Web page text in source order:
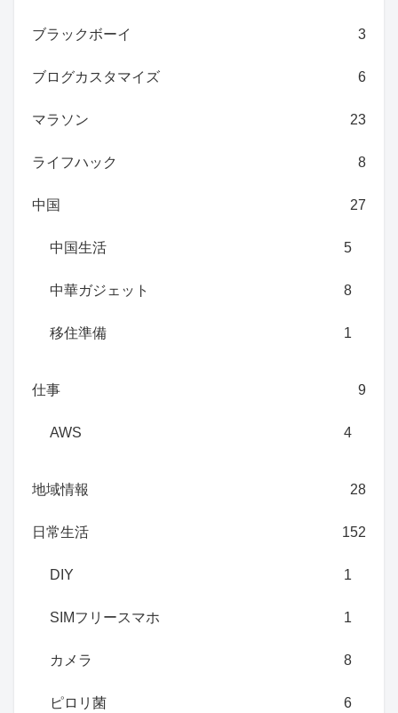
ブラックボーイ 3
ブログカスタマイズ 6
マラソン 23
ライフハック 8
中国 27
中国生活 5
中華ガジェット 8
移住準備 1
仕事 9
AWS 4
地域情報 28
日常生活 152
DIY 1
SIMフリースマホ 1
カメラ 8
ピロリ菌 6